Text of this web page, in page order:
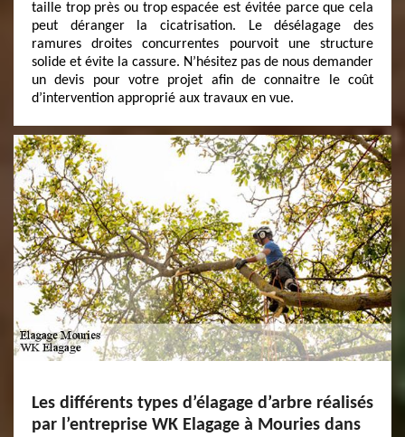
taille trop près ou trop espacée est évitée parce que cela
peut déranger la cicatrisation. Le désélagage des
ramures droites concurrentes pourvoit une structure
solide et évite la cassure. N’hésitez pas de nous demander
un devis pour votre projet afin de connaitre le coût
d’intervention approprié aux travaux en vue.
Les différents types d’élagage d’arbre réalisés
par l’entreprise WK Elagage à Mouries dans